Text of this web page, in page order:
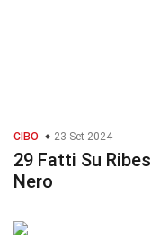
CIBO 23 Set 2024
29 Fatti Su Ribes
Nero